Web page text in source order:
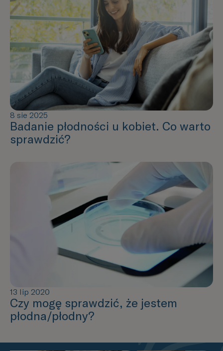
8 sie 2025
Badanie płodności u kobiet. Co warto
sprawdzić?
13 lip 2020
Czy mogę sprawdzić, że jestem
płodna/płodny?